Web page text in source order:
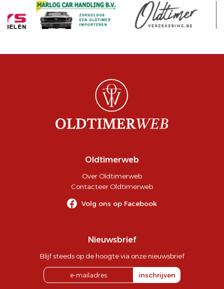
Oldtimerweb
Over Oldtimerweb
Contacteer Oldtimerweb
Volg ons op Facebook
Nieuwsbrief
Blijf steeds op de hoogte via onze nieuwsbrief
inschrijven